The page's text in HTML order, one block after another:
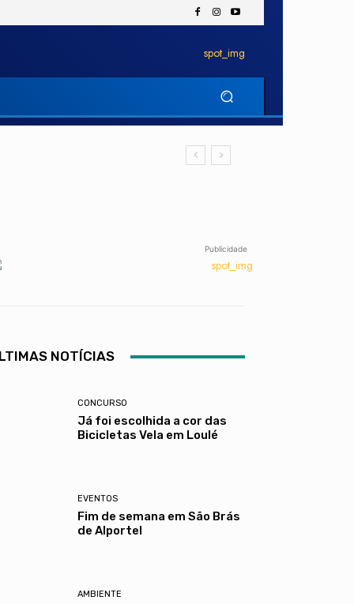
Publicidade
NOTÍCIAS
CONCURSO
Já foi escolhida a cor das
Bicicletas Vela em Loulé
EVENTOS
Fim de semana em São Brás
de Alportel
AMBIENTE